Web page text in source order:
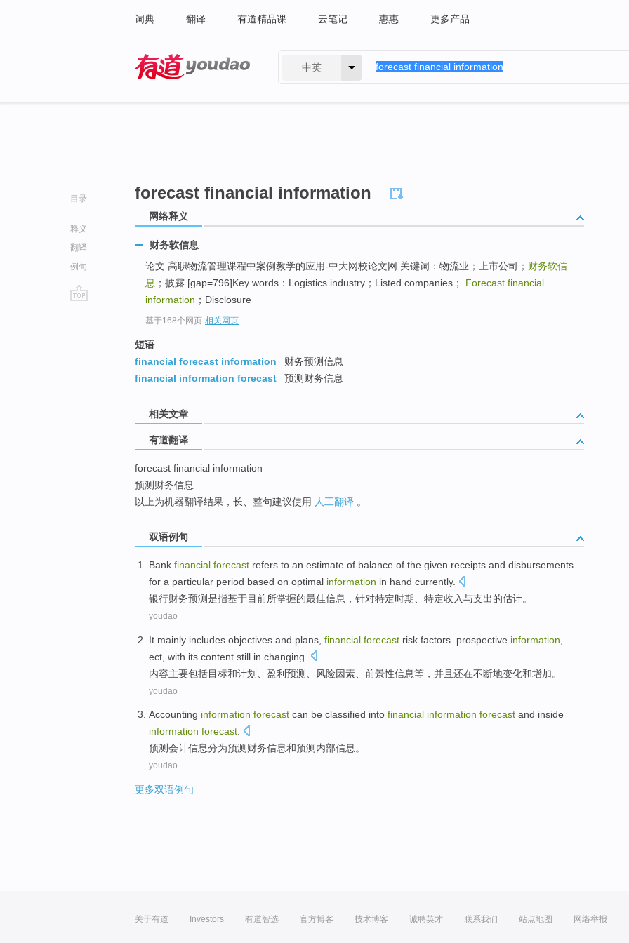
词典 翻译 有道精品课 云笔记 惠惠 更多产品
中英
目录
释义
翻译
例句
forecast financial information
网络释义
财务软信息
论文:高职物流管理课程中案例教学的应用-中大网校论文网 关键词：物流业；上市公司； 财务软信
息 ；披露 [gap=796]Key words：Logistics industry；Listed companies； Forecast financial
information ；Disclosure
基于168个网页-相关网页
短语
financial forecast information
财务预测信息
financial information forecast
预测财务信息
相关文章
有道翻译
forecast financial information
预测财务信息
以上为机器翻译结果，长、整句建议使用 人工翻译 。
双语例句
Bank financial forecast refers to an estimate of balance of the given receipts and disbursements
for a particular period based on optimal information in hand currently.
银行财务预测是指基于目前所掌握的最佳信息 ， 针对特定时期 、特定收入与支出的估计。
youdao
It mainly includes objectives and plans financial forecast risk factors. prospective information
ect , with its content still in changing
内容主要包括目标和计划 、盈利 预测 风险因素、 前景性信息等 ，并且 还在不断地变化和增加。
youdao
Accounting information forecast can be classified into financial information forecast and inside
information forecast.
预测会计信息分为预测 财务信息和预测 内部信息。
youdao
更多双语例句
关于有道 Investors 有道智选 官方博客 技术博客 诚聘英才 联系我们 站点地图 网络举报